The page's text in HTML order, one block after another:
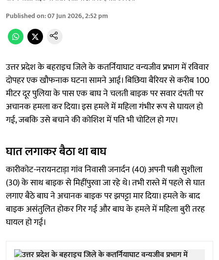
Published on:07 Jun 2026, 2:52 pm
उत्तर प्रदेश के बहराइच जिले के कतर्नियाघाट वन्यजीव प्रभाग में रविवार
दोपहर एक खौफनाक घटना सामने आई। बिछिया बैरियर से करीब 100
मीटर दूर पुलिया के पास एक बाघ ने चलती बाइक पर सवार दंपती पर
अचानक हमला कर दिया। इस हमले में महिला गंभीर रूप से घायल हो
गई, जबकि उसे बचाने की कोशिश में पति भी चोटिल हो गए।
घात लगाकर बैठा था बाघ
कारीकोट-नरायनटाड़ा गांव निवासी जनार्दन (40) अपनी पत्नी सुशीला
(30) के साथ बाइक से मिहींपुरवा जा रहे थे। तभी रास्ते में पहले से घात
लगाए बैठे बाघ ने अचानक बाइक पर झपट्टा मार दिया। हमले के बाद
बाइक असंतुलित होकर गिर गई और बाघ के हमले में महिला बुरी तरह
घायल हो गई।